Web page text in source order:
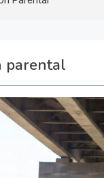
parental